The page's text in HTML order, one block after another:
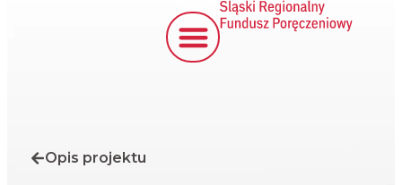
Opis projektu